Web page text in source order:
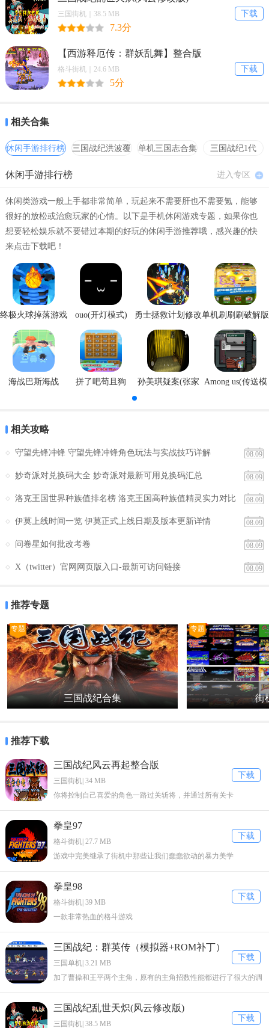
4. 内置独立音乐剪辑板块，能进行音频提取、剪切、变速、变调及音
视频格式转换。
5. 作品自动保存至个人作品栏，整合视频剪辑、素材、模板、音频处
理等功能，满足日常短视频影音制作需求。
问：DJ视频剪辑2026最新版本支持导入哪些视频？
答：支持导入本地视频开启创作。
问：这款软件有哪些视频编辑功能？
问：有哪些视频模板可供选用？
答：划分旅行、自然、美食等多类视频模板可供选用。
问：独立音乐剪辑板块能进行什么操作？
答：可完成音频提取、音频剪切、变速变调、音视频格式转换操作。
问：作品保存位置在哪？
答：作品自动保存至个人作品栏。
问：软件能满足什么需求？
答：整合视频剪辑、素材模板、音频处理多项功能，满足日常短视频
下载
三国街机｜38.5 MB
7.3分
【西游释厄传：群妖乱舞】整合版
下载
格斗街机｜24.6 MB
5分
相关合集
休闲手游排行榜
三国战纪洪波覆
单机三国志合集
三国战纪1代
休闲手游排行榜 进入专区
休闲类游戏一般上手都非常简单，玩起来不需要肝也不需要氪，能够
很好的放松或治愈玩家的心情。以下是手机休闲游戏专题，如果你也
想要轻松娱乐就不要错过本期的好玩的休闲手游推荐哦，感兴趣的快
来点击下载吧！
终极火球掉落游戏
ouo(开灯模式)
勇士拯救计划修改单机刷刷刷破解版
海战巴斯海战 拼了吧苟且狗
孙美琪疑案(张家 Among us(传送模
相关攻略
08.09
守望先锋冲锋 守望先锋冲锋角色玩法与实战技巧详解
08.09
妙奇派对兑换码大全 妙奇派对最新可用兑换码汇总
08.09
洛克王国世界种族值排名榜 洛克王国高种族值精灵实力对比
08.09
伊莫上线时间一览 伊莫正式上线日期及版本更新详情
08.09
问卷星如何批改考卷
08.09
X（twitter）官网网页版入口-最新可访问链接
推荐专题
专题
三国战纪合集
专题
街
推荐下载
下载
三国战纪风云再起整合版
三国街机| 34 MB
你将控制自己喜爱的角色一路过关斩将，并通过所有关卡
下载
拳皇97
格斗街机| 27.7 MB
游戏中完美继承了街机中那些让我们蠢蠢欲动的暴力美学
下载
拳皇98
格斗街机| 39 MB
一款非常热血的格斗游戏
下载
三国战纪：群英传（模拟器+ROM补丁）
三国单机| 3.21 MB
加了曹操和王平两个主角，原有的主角招数性能都进行了很大的调
下载
三国战纪乱世天炽(风云修改版)
三国街机| 38.5 MB